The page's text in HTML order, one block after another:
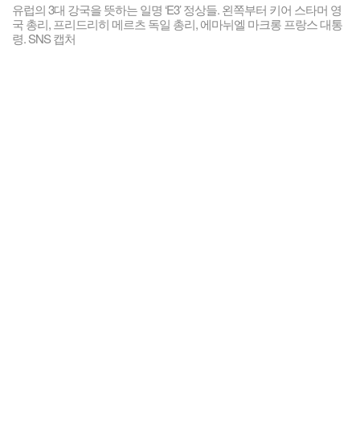
유럽의 3대 강국을 뜻하는 일명 ‘E3’ 정상들. 왼쪽부터 키어 스타머 영
국 총리, 프리드리히 메르츠 독일 총리, 에마뉘엘 마크롱 프랑스 대통
령. SNS 캡처